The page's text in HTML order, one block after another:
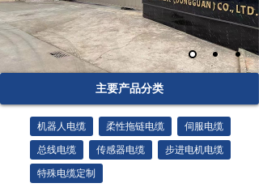
主要产品分类
机器人电缆 柔性拖链电缆 伺服电缆
总线电缆 传感器电缆 步进电机电缆
特殊电缆定制